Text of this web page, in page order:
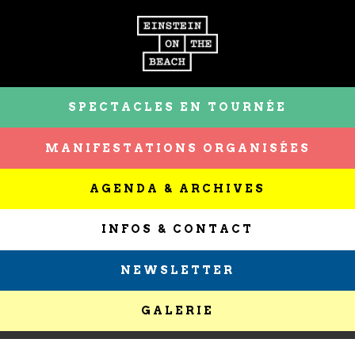
SPECTACLES EN TOURNÉE
MANIFESTATIONS ORGANISÉES
AGENDA & ARCHIVES
INFOS & CONTACT
NEWSLETTER
GALERIE